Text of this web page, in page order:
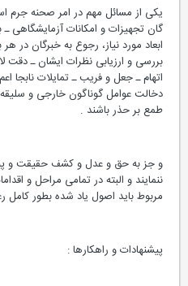
یکی از مسائل مهم در امر صحنه جرم
گان تجهیزات و امکانات آزمایشگاهی ـ
ابعاد مورد نیاز، رجوع به خبرگان در
بررسی و ارزیابی نظرات ایشان ـ دقت
اتهام ـ جعل و فریب ـ تمایلات نابجا
دخالت عوامل گوناگون خارجی و سلیقه
طمع بر حذر باشند .
و جز به حق و عدل و کشف حقیقت و
ننمایند و البته در تمامی مراحل و
مربوط باید اصول یاد شده بطور کامل
پیشنهادات و راهکارها :